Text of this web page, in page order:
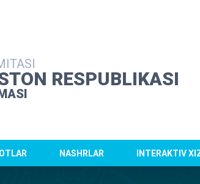
RESPUBLIKASI
NASHRLAR INTERAKTIV